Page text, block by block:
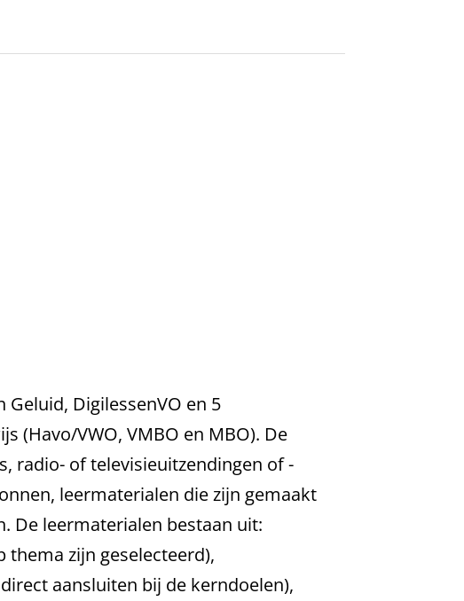
DigilessenVO en 5
(Havo/VWO, VMBO en MBO). De
radio- of televisieuitzendingen of -
leermaterialen die zijn gemaakt
De leermaterialen bestaan uit:
thema zijn geselecteerd),
aansluiten bij de kerndoelen),